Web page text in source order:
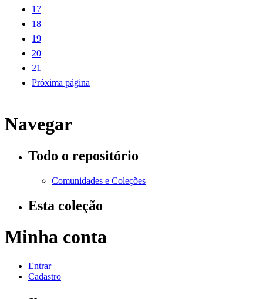
17
18
19
20
21
Próxima página
Navegar
Todo o repositório
Comunidades e Coleções
Esta coleção
Minha conta
Entrar
Cadastro